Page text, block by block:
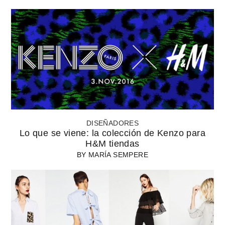
DISEÑADORES
Lo que se viene: la colección de Kenzo para
H&M tiendas
BY MARÍA SEMPERE